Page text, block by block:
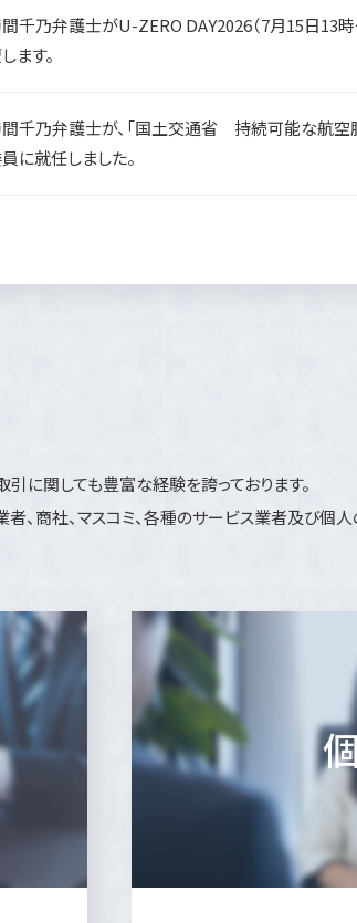
千乃弁護士がU-ZERO DAY2026（7月15日13時
ます。
千乃弁護士が、「国土交通省 持続可能な航空
に就任しました。
に関しても豊富な経験を誇っております。
、商社、マスコミ、各種のサービス業者及び個